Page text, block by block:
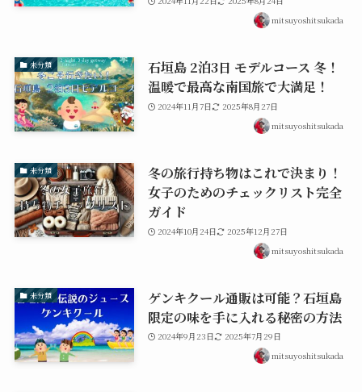
mitsuyoshitsukada
未分類
石垣島 2泊3日 モデルコース 冬！
温暖で最高な南国旅で大満足！
2024年11月7日
2025年8月27日
mitsuyoshitsukada
未分類
冬の旅行持ち物はこれで決まり！
女子のためのチェックリスト完全
ガイド
2024年10月24日
2025年12月27日
mitsuyoshitsukada
未分類
ゲンキクール通販は可能？石垣島
限定の味を手に入れる秘密の方法
2024年9月23日
2025年7月29日
mitsuyoshitsukada